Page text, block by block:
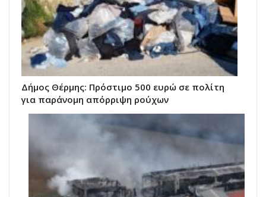
Δήμος Θέρμης: Πρόστιμο 500 ευρώ σε πολίτη
για παράνομη απόρριψη ρούχων